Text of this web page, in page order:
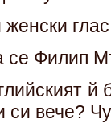
се Филип
й
вече?